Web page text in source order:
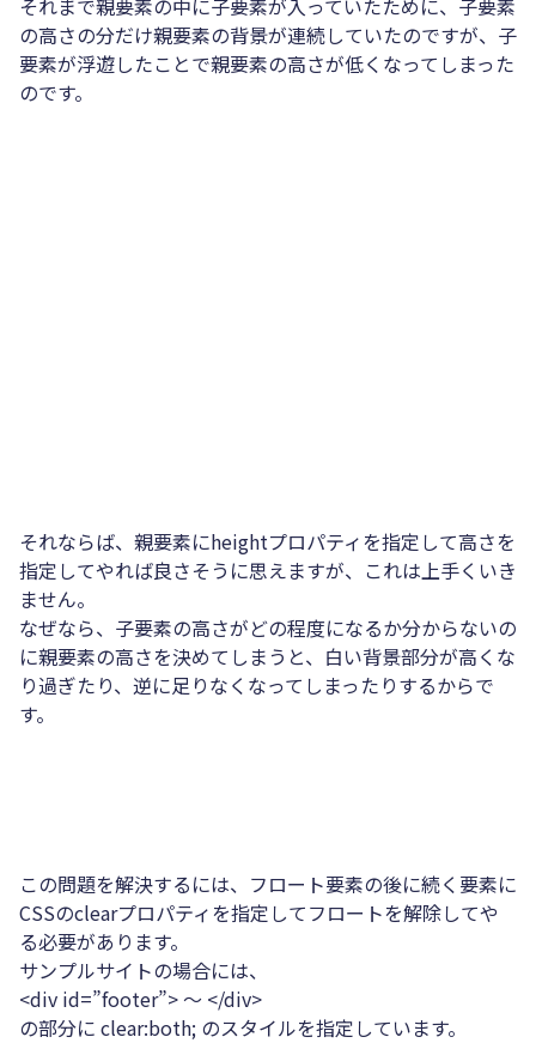
それまで親要素の中に子要素が入っていたために、子要素
の高さの分だけ親要素の背景が連続していたのですが、子
要素が浮遊したことで親要素の高さが低くなってしまった
のです。
それならば、親要素にheightプロパティを指定して高さを
指定してやれば良さそうに思えますが、これは上手くいき
ません。
なぜなら、子要素の高さがどの程度になるか分からないの
に親要素の高さを決めてしまうと、白い背景部分が高くな
り過ぎたり、逆に足りなくなってしまったりするからで
す。
この問題を解決するには、フロート要素の後に続く要素に
CSSのclearプロパティを指定してフロートを解除してや
る必要があります。
サンプルサイトの場合には、
<div id=”footer”> ～ </div>
の部分に clear:both; のスタイルを指定しています。